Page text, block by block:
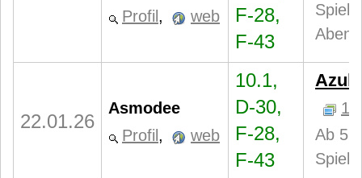
Profil , web
F-28,
F-43
22.01.26
Asmodee
Profil , web
10.1,
D-30,
F-28,
F-43
1
Ab 5